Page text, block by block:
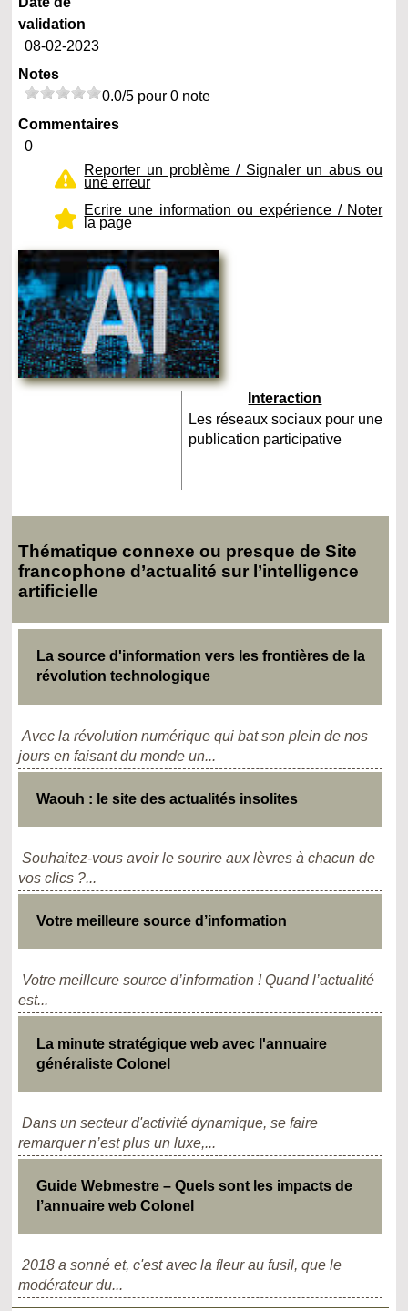
validation
08-02-2023
Notes
0.0/5 pour 0 note
Commentaires
0
Reporter un problème / Signaler un abus ou
une erreur
Ecrire une information ou expérience / Noter
la page
Interaction
Les réseaux sociaux pour une
publication participative
Thématique connexe ou presque de Site
francophone d’actualité sur l’intelligence
artificielle
La source d'information vers les frontières de la
révolution technologique
Avec la révolution numérique qui bat son plein de nos
jours en faisant du monde un...
Waouh : le site des actualités insolites
Souhaitez-vous avoir le sourire aux lèvres à chacun de
vos clics ?...
Votre meilleure source d’information
Votre meilleure source d’information ! Quand l’actualité
est...
La minute stratégique web avec l'annuaire
généraliste Colonel
Dans un secteur d'activité dynamique, se faire
remarquer n’est plus un luxe,...
Guide Webmestre – Quels sont les impacts de
l’annuaire web Colonel
2018 a sonné et, c'est avec la fleur au fusil, que le
modérateur du...